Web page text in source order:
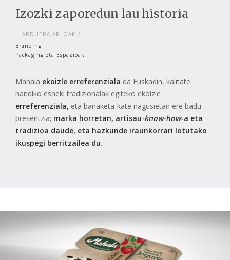
Izozki zaporedun lau historia
IHARDUERA ARLOAK
Branding
Packaging eta Espazioak
Mahala ekoizle erreferenziala da Euskadin, kalitate
handiko esneki tradizionalak egiteko ekoizle
erreferenziala, eta banaketa-kate nagusietan ere badu
presentzia; marka horretan, artisau-know-how-a eta
tradizioa daude, eta hazkunde iraunkorrari lotutako
ikuspegi berritzailea du.